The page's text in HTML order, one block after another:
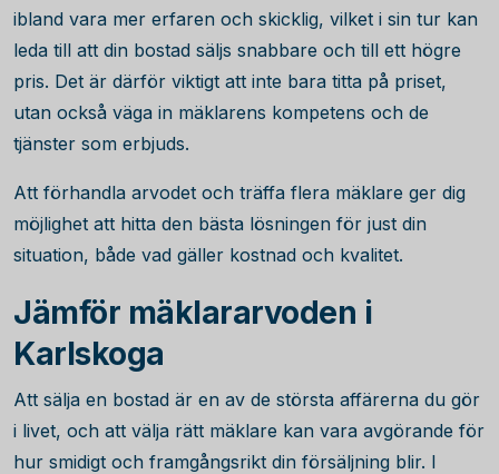
ibland vara mer erfaren och skicklig, vilket i sin tur kan
leda till att din bostad säljs snabbare och till ett högre
pris. Det är därför viktigt att inte bara titta på priset,
utan också väga in mäklarens kompetens och de
tjänster som erbjuds.
Att förhandla arvodet och träffa flera mäklare ger dig
möjlighet att hitta den bästa lösningen för just din
situation, både vad gäller kostnad och kvalitet.
Jämför mäklararvoden i
Karlskoga
Att sälja en bostad är en av de största affärerna du gör
i livet, och att välja rätt mäklare kan vara avgörande för
hur smidigt och framgångsrikt din försäljning blir. I